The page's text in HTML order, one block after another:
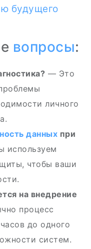
будущего
вопросы:
— Это
личного
данных при
чтобы ваши
на внедрение
процесс
до одного
систем.